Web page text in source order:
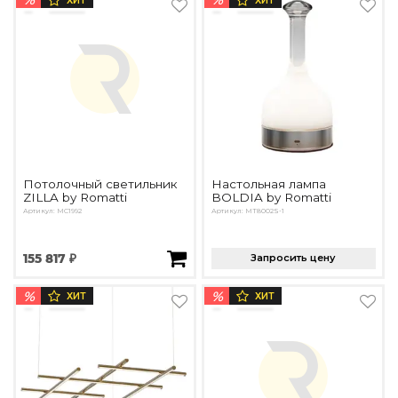
Подбор, производство и комплектация по вашему
Все категории товаров
Реализованные проекты
Потолочный светильник
ZILLA by Romatti
Артикул: MC1992
155 817 ₽
Настольная лампа
BOLDIA by Romatti
Артикул: MT8002S-1
Запросить цену
% ХИТ % ХИТ